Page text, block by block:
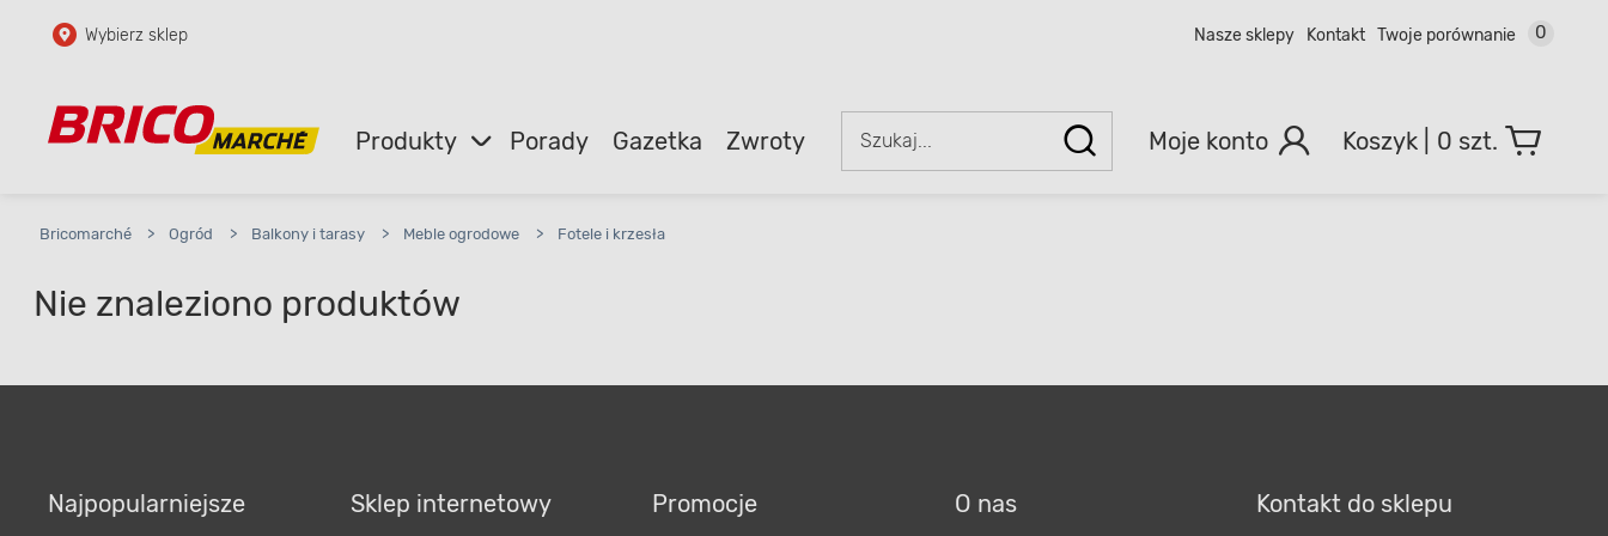
Przejdź do głównej zawartości
Przejdź do wyszukiwarki
Wybierz sklep Nasze sklepy Kontakt Twoje porównanie 0
Produkty Porady Gazetka Zwroty Moje konto 0 szt.
Bricomarché > Ogród > Balkony i tarasy > Meble ogrodowe > Fotele i krzesła
Nie znaleziono produktów
Najpopularniejsze Sklep internetowy Promocje O nas Kontakt do sklepu